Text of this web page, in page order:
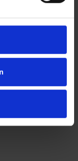
PROVINCIA 4
registrados